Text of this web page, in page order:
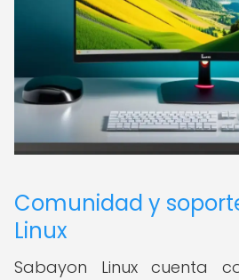
Comunidad y
Linux
Sabayon Linux cuenta